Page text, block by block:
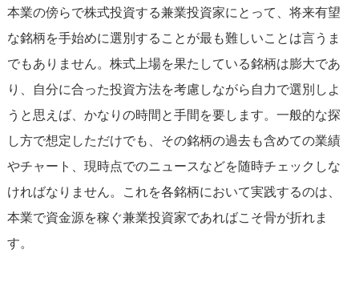
本業の傍らで株式投資する兼業投資家にとって、将来有望
な銘柄を手始めに選別することが最も難しいことは言うま
でもありません。株式上場を果たしている銘柄は膨大であ
り、自分に合った投資方法を考慮しながら自力で選別しよ
うと思えば、かなりの時間と手間を要します。一般的な探
し方で想定しただけでも、その銘柄の過去も含めての業績
やチャート、現時点でのニュースなどを随時チェックしな
ければなりません。これを各銘柄において実践するのは、
本業で資金源を稼ぐ兼業投資家であればこそ骨が折れま
す。